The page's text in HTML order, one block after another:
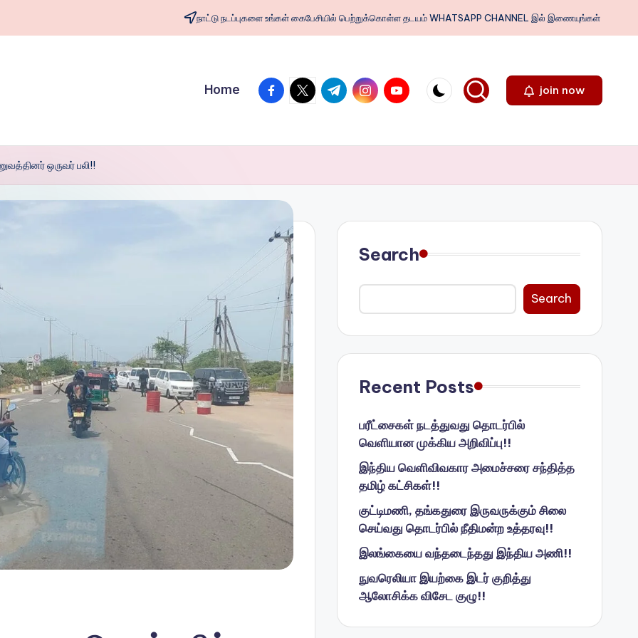
நாட்டு நடப்புகளை உங்கள் கைபேசியில் பெற்றுக்கொள்ள தடயம் WHATSAPP CHANNEL இல் இணையுங்கள்
Home facebook.com
twitter.com
t.me instagram.com
youtube.com join now
ஒருவர் பலி!!
Search
Search
Recent Posts
பரீட்சைகள் நடத்துவது தொடர்பில்
வெளியான முக்கிய அறிவிப்பு!!
இந்திய வெளிவிவகார அமைச்சரை சந்தித்த
தமிழ் கட்சிகள்!!
குட்டிமணி, தங்கதுரை இருவருக்கும் சிலை
செய்வது தொடர்பில் நீதிமன்ற உத்தரவு!!
இலங்கையை வந்தடைந்தது இந்திய அணி!!
நுவரெலியா இயற்கை இடர் குறித்து
ஆலோசிக்க விசேட குழு!!